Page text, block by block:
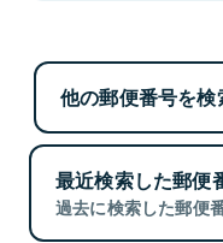
他の郵便番号を検
最近検索した郵便
過去に検索した郵便